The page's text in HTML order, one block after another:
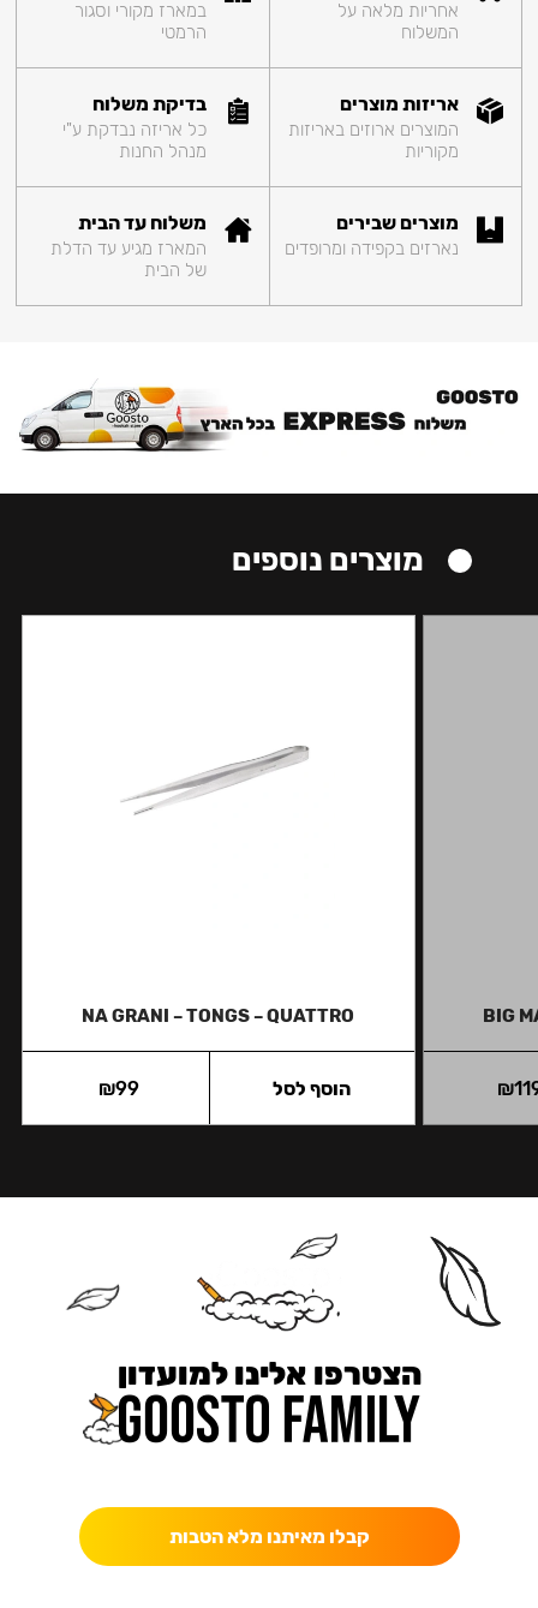
אחריות מלאה על
המשלוח
במארז מקורי וסגור
הרמטי
אריזות מוצרים
המוצרים ארוזים באריזות
מקוריות
בדיקת משלוח
כל אריזה נבדקת ע"י
מנהל החנות
מוצרים שבירים
נארזים בקפידה ומרופדים
משלוח עד הבית
המארז מגיע עד הדלת
של הבית
מוצרים נוספים
BIG
₪
NA GRANI – TONGS – QUATTRO
₪99 הוסף לסל
הצטרפו אלינו למועדון
קבלו מאיתנו מלא הטבות